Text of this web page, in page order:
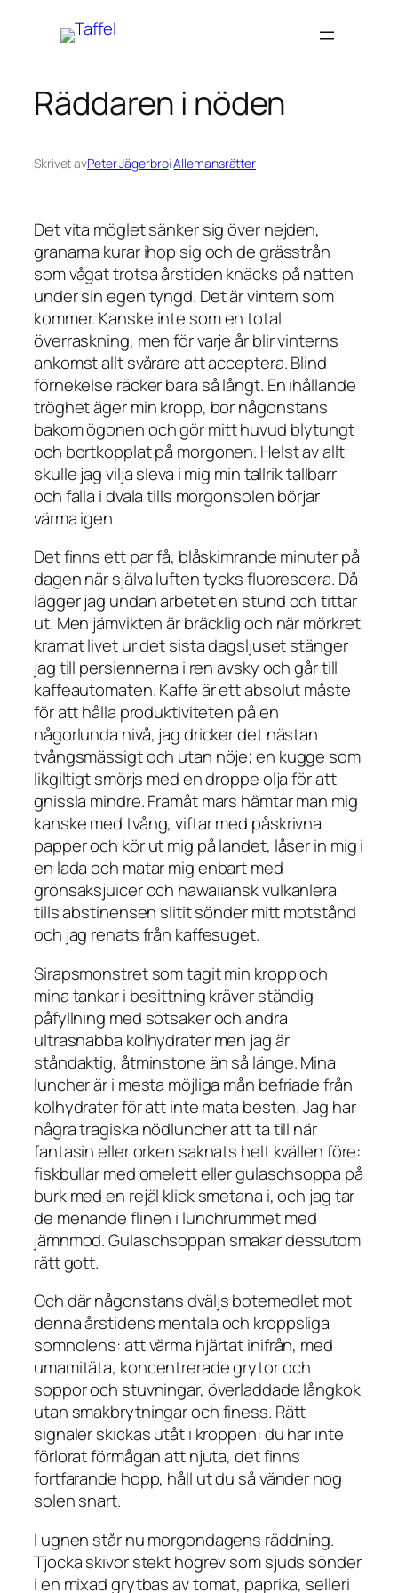
Räddaren i nöden
Skrivet avPeter JägerbroiAllemansrätter
Det vita möglet sänker sig över nejden,
granarna kurar ihop sig och de grässtrån
som vågat trotsa årstiden knäcks på natten
under sin egen tyngd. Det är vintern som
kommer. Kanske inte som en total
överraskning, men för varje år blir vinterns
ankomst allt svårare att acceptera. Blind
förnekelse räcker bara så långt. En ihållande
tröghet äger min kropp, bor någonstans
bakom ögonen och gör mitt huvud blytungt
och bortkopplat på morgonen. Helst av allt
skulle jag vilja sleva i mig min tallrik tallbarr
och falla i dvala tills morgonsolen börjar
värma igen.
Det finns ett par få, blåskimrande minuter på
dagen när själva luften tycks fluorescera. Då
lägger jag undan arbetet en stund och tittar
ut. Men jämvikten är bräcklig och när mörkret
kramat livet ur det sista dagsljuset stänger
jag till persiennerna i ren avsky och går till
kaffeautomaten. Kaffe är ett absolut måste
för att hålla produktiviteten på en
någorlunda nivå, jag dricker det nästan
tvångsmässigt och utan nöje; en kugge som
likgiltigt smörjs med en droppe olja för att
gnissla mindre. Framåt mars hämtar man mig
kanske med tvång, viftar med påskrivna
papper och kör ut mig på landet, låser in mig i
en lada och matar mig enbart med
grönsaksjuicer och hawaiiansk vulkanlera
tills abstinensen slitit sönder mitt motstånd
och jag renats från kaffesuget.
Sirapsmonstret som tagit min kropp och
mina tankar i besittning kräver ständig
påfyllning med sötsaker och andra
ultrasnabba kolhydrater men jag är
ståndaktig, åtminstone än så länge. Mina
luncher är i mesta möjliga mån befriade från
kolhydrater för att inte mata besten. Jag har
några tragiska nödluncher att ta till när
fantasin eller orken saknats helt kvällen före:
fiskbullar med omelett eller gulaschsoppa på
burk med en rejäl klick smetana i, och jag tar
de menande flinen i lunchrummet med
jämnmod. Gulaschsoppan smakar dessutom
rätt gott.
Och där någonstans dväljs botemedlet mot
denna årstidens mentala och kroppsliga
somnolens: att värma hjärtat inifrån, med
umamitäta, koncentrerade grytor och
soppor och stuvningar, överladdade långkok
utan smakbrytningar och finess. Rätt
signaler skickas utåt i kroppen: du har inte
förlorat förmågan att njuta, det finns
fortfarande hopp, håll ut du så vänder nog
solen snart.
I ugnen står nu morgondagens räddning.
Tjocka skivor stekt högrev som sjuds sönder
i en mixad grytbas av tomat, paprika, selleri